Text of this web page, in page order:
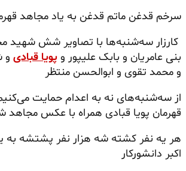
سرخم قدغن ماتم قدغن به یاد مجاهد
کارزار سه‌شنبه‌ها با تصاویر شش شهید
بنی عامریان و بابک علیپور و پویا قبادی و
و محمد تقوی و ابوالحسن منتظر
از سه‌شنبه‌های نه به اعدام حمایت
قهرمان پویا قبادی همراه با عکس مجاهد
هر یه نفر کشته شه هزار نفر پشتشه به
اکبر دانشورکار